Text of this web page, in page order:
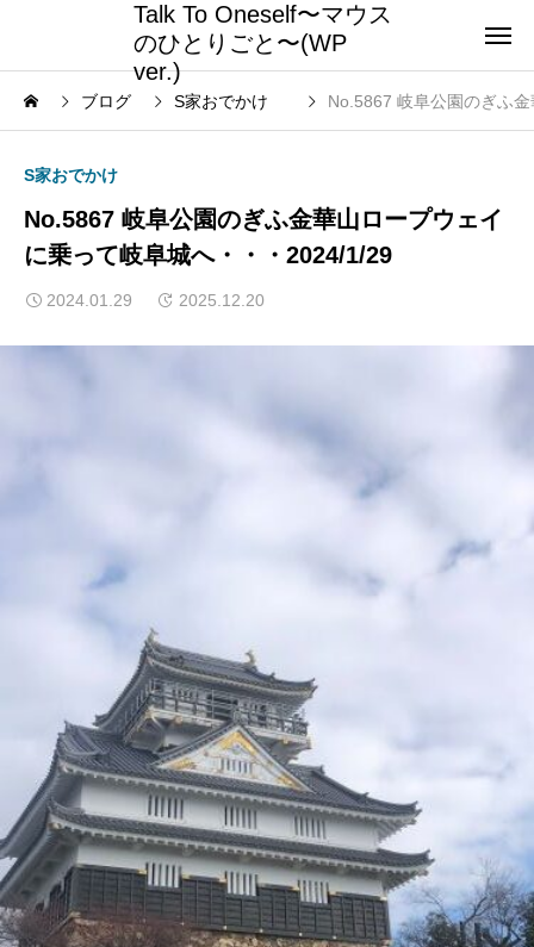
Talk To Oneself〜マウス
のひとりごと〜(WP
ver.)
ブログ S家おでかけ No.5867 岐阜公園のぎふ
S家おでかけ
No.5867 岐阜公園のぎふ金華山ロープウェイ
に乗って岐阜城へ・・・2024/1/29
2024.01.29 2025.12.20